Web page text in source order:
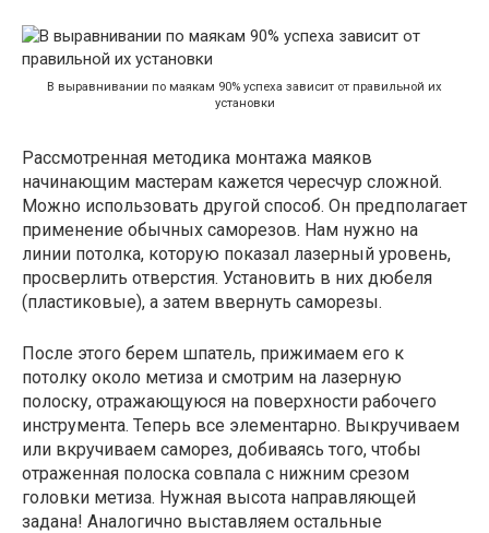
В выравнивании по маякам 90% успеха зависит от правильной их
установки
Рассмотренная методика монтажа маяков
начинающим мастерам кажется чересчур сложной.
Можно использовать другой способ. Он предполагает
применение обычных саморезов. Нам нужно на
линии потолка, которую показал лазерный уровень,
просверлить отверстия. Установить в них дюбеля
(пластиковые), а затем ввернуть саморезы.
После этого берем шпатель, прижимаем его к
потолку около метиза и смотрим на лазерную
полоску, отражающуюся на поверхности рабочего
инструмента. Теперь все элементарно. Выкручиваем
или вкручиваем саморез, добиваясь того, чтобы
отраженная полоска совпала с нижним срезом
головки метиза. Нужная высота направляющей
задана! Аналогично выставляем остальные